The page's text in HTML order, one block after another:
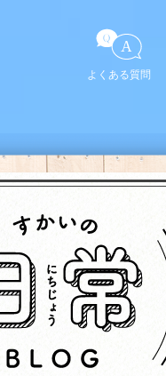
よくある質問